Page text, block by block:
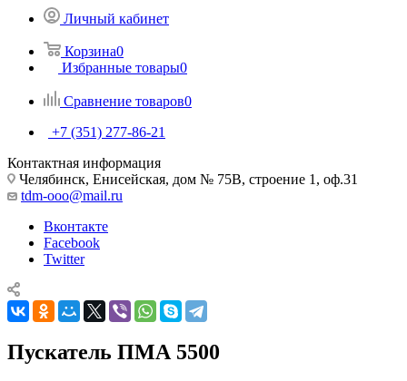
Личный кабинет
Корзина0
Избранные товары0
Сравнение товаров0
+7 (351) 277-86-21
Контактная информация
Челябинск, Енисейская, дом № 75В, строение 1, оф.31
tdm-ooo@mail.ru
Вконтакте
Facebook
Twitter
Пускатель ПМА 5500